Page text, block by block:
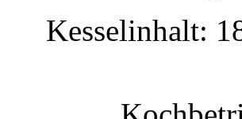
Kesselinhalt: